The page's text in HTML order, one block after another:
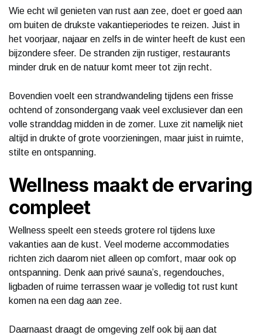
Wie echt wil genieten van rust aan zee, doet er goed aan
om buiten de drukste vakantieperiodes te reizen. Juist in
het voorjaar, najaar en zelfs in de winter heeft de kust een
bijzondere sfeer. De stranden zijn rustiger, restaurants
minder druk en de natuur komt meer tot zijn recht.
Bovendien voelt een strandwandeling tijdens een frisse
ochtend of zonsondergang vaak veel exclusiever dan een
volle stranddag midden in de zomer. Luxe zit namelijk niet
altijd in drukte of grote voorzieningen, maar juist in ruimte,
stilte en ontspanning.
Wellness maakt de ervaring
compleet
Wellness speelt een steeds grotere rol tijdens luxe
vakanties aan de kust. Veel moderne accommodaties
richten zich daarom niet alleen op comfort, maar ook op
ontspanning. Denk aan privé sauna’s, regendouches,
ligbaden of ruime terrassen waar je volledig tot rust kunt
komen na een dag aan zee.
Daarnaast draagt de omgeving zelf ook bij aan dat